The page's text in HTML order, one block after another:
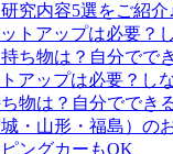
究内容5選をご紹介
アップは必要？し
物は？自分ででき